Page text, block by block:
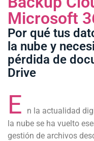
Microsoft
Por qué tus
la nube y
pérdida de
Drive
E
n la actualidad
la nube se ha vuelto
gestión de archivos